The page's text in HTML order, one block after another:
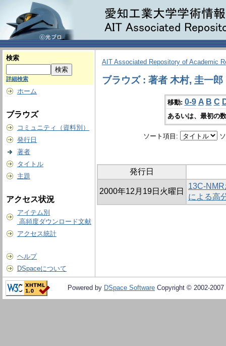
検索
詳細検索
ホーム
ブラウズ
コミュニティ（資料別）
発行日
著者
タイトル
主題
アクセス状況
アイテム別
高頻度ダウンロード文献
アクセス統計
ヘルプ
DSpaceについて
AIT Associated Repository of Academic
ブラウズ : 著者 木村, 圭一郎
移動: 0-9 A B C
あるいは、最初の
ソート項目:
発行日
2000年12月19日火曜日
13C-
による高
Powered by DSpace Software Copyright © 2002-2007